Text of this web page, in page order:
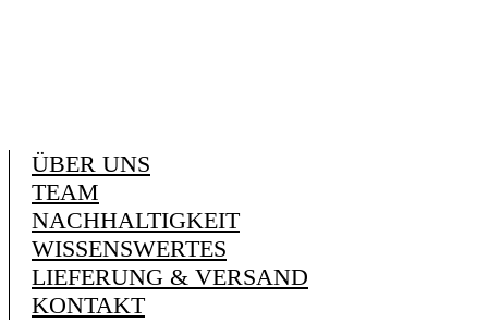
ÜBER UNS
TEAM
NACHHALTIGKEIT
WISSENSWERTES
LIEFERUNG & VERSAND
KONTAKT